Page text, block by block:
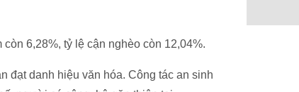
6,28%, tỷ lệ cận nghèo còn 12,04%.
đạt danh hiệu văn hóa. Công tác an sinh